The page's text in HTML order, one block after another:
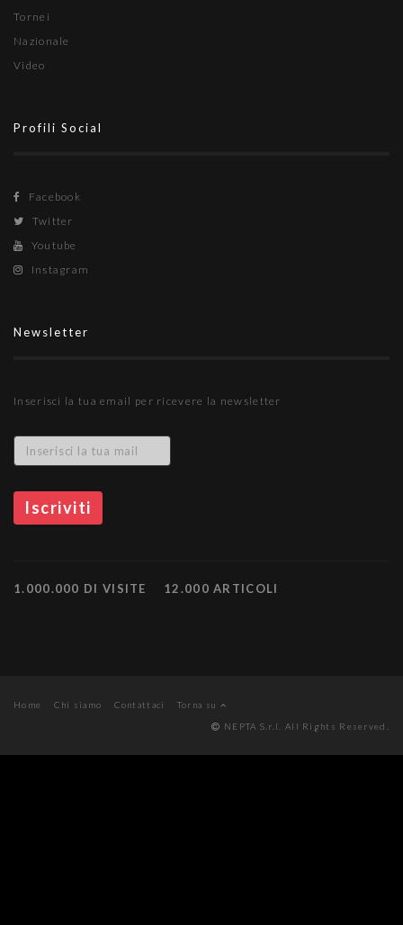
Tornei
Nazionale
Video
Profili Social
Facebook
Twitter
Youtube
Instagram
Newsletter
Inserisci la tua email per ricevere la newsletter
1.000.000 DI VISITE 12.000 ARTICOLI
Home Chi siamo Contattaci
Torna su
NEPTA S.r.l. All Rights Reserved.